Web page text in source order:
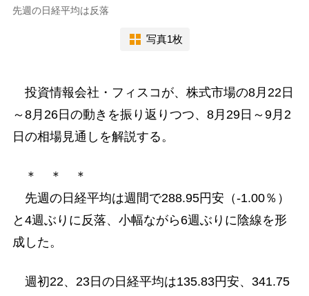
先週の日経平均は反落
写真1枚
投資情報会社・フィスコが、株式市場の8月22日
～8月26日の動きを振り返りつつ、8月29日～9月2
日の相場見通しを解説する。
＊ ＊ ＊
先週の日経平均は週間で288.95円安（-1.00％）
と4週ぶりに反落、小幅ながら6週ぶりに陰線を形
成した。
週初22、23日の日経平均は135.83円安、341.75